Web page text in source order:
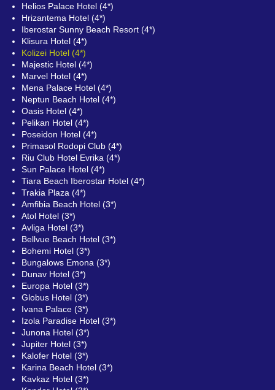
Helios Palace Hotel (4*)
Hrizantema Hotel (4*)
Iberostar Sunny Beach Resort (4*)
Klisura Hotel (4*)
Kolizei Hotel (4*)
Majestic Hotel (4*)
Marvel Hotel (4*)
Mena Palace Hotel (4*)
Neptun Beach Hotel (4*)
Oasis Hotel (4*)
Pelikan Hotel (4*)
Poseidon Hotel (4*)
Primasol Rodopi Club (4*)
Riu Club Hotel Evrika (4*)
Sun Palace Hotel (4*)
Tiara Beach Iberostar Hotel (4*)
Trakia Plaza (4*)
Amfibia Beach Hotel (3*)
Atol Hotel (3*)
Avliga Hotel (3*)
Bellvue Beach Hotel (3*)
Bohemi Hotel (3*)
Bungalows Emona (3*)
Dunav Hotel (3*)
Europa Hotel (3*)
Globus Hotel (3*)
Ivana Palace (3*)
Izola Paradise Hotel (3*)
Junona Hotel (3*)
Jupiter Hotel (3*)
Kalofer Hotel (3*)
Karina Beach Hotel (3*)
Kavkaz Hotel (3*)